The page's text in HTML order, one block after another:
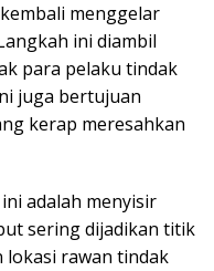
menggelar
ini diambil
para pelaku tindak
juga bertujuan
kerap meresahkan
adalah menyisir
sering dijadikan titik
lokasi rawan tindak